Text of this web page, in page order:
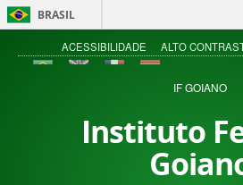
BRASIL
ACESSIBILIDADE ALTO
IF GOIANO
Instituto